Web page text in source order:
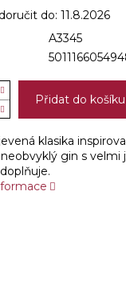
do: 11.8.2026
A3345
Přidat do košíku
klasika
gin s